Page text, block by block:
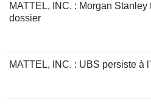
MATTEL, INC. : Morgan
dossier
MATTEL, INC. : UBS persiste à